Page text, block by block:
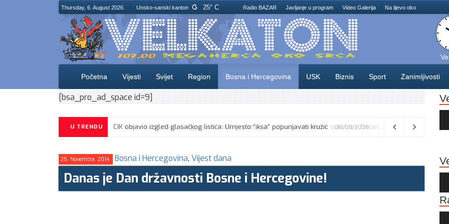
Thursday, 6. August 2026. Unsko-sanski kanton 25° C Radio BAZAR Javljanje u program Video Galerija Na lijevo oko
Početna Vijesti Svijet Region Bosna i Hercegovina USK Biznis Sport Zanimljivosti
[bsa_pro_ad_space id=9]
U TRENDU CIK objavio izgled glasačkog listića: Umjesto “iksa” popunjavati kružić 06/08/2026
25. Novembra. 2014. Bosna i Hercegovina, Vijest dana
Danas je Dan državnosti Bosne i Hercegovine!